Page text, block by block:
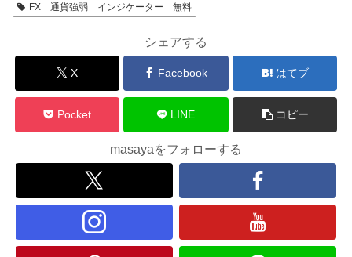
FX 通貨強弱 インジケーター 無料
シェアする
X Facebook はてブ
Pocket LINE コピー
masayaをフォローする